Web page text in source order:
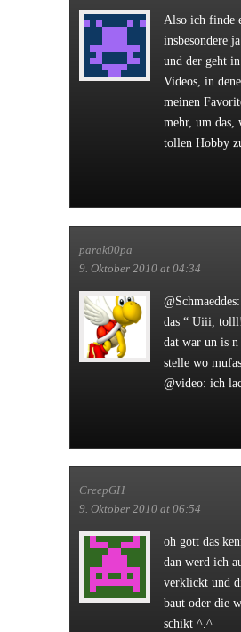
Also ich finde
insbesondere
und der geht
Videos, in
meinen
mehr, um das,
tollen Hobby
parak00pa
9. Oktober 2010 at 04:34
@Schmaeddes:
das “ Uiii,
dat war un is
stelle wo
@video: ich
CreepGH
9. Oktober 2010 at 06:54
oh gott das
dan werd ich
verklickt und
baut oder die
schikt ^.^